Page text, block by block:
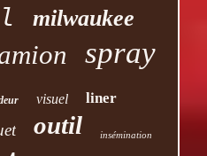
milwaukee
spray
visuel liner
outil insémination